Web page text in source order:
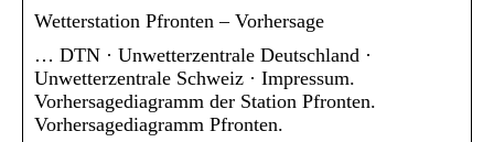
Wetterstation Pfronten – Vorhersage
… DTN · Unwetterzentrale Deutschland ·
Unwetterzentrale Schweiz · Impressum.
Vorhersagediagramm der Station Pfronten.
Vorhersagediagramm Pfronten.